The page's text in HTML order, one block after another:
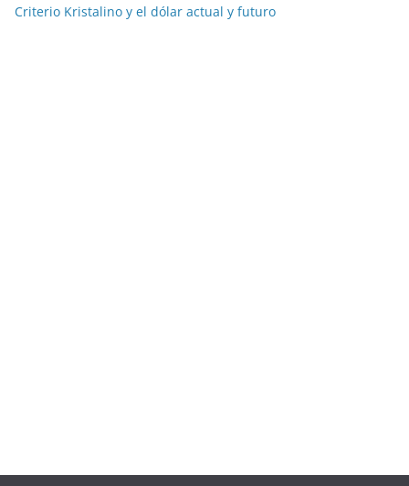
Criterio Kristalino y el dólar actual y futuro